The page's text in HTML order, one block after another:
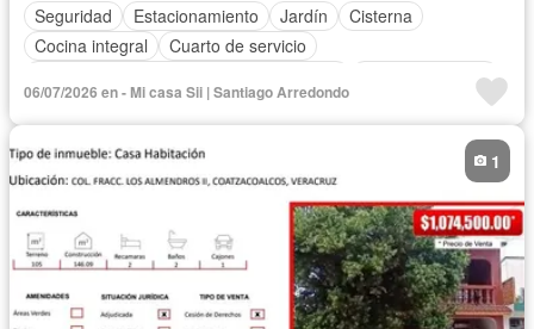
Seguridad
Estacionamiento Jardín
Cisterna
Cocina integral
Cuarto de servicio
Cocina equipada
Internet
Circuito cerrado de televisión
Asador
Vista panorámica
Recámara con closet
Sin amueblar
06/07/2026 en - Mi casa Sii | Santiago Arredondo
1